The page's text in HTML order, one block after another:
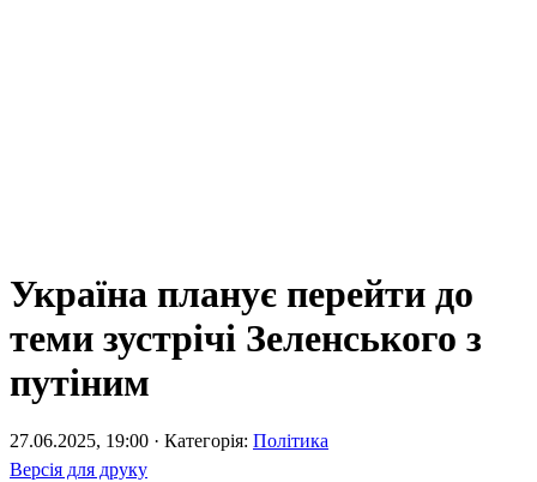
Україна планує перейти до
теми зустрічі Зеленського з
путіним
27.06.2025, 19:00 · Категорія: Політика
Версія для друку